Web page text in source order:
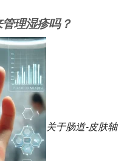
理湿疹吗？
关于肠道-皮肤轴